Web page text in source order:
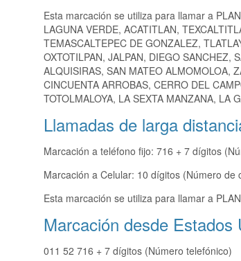
Esta marcación se utiliza para llamar a
LAGUNA VERDE, ACATITLAN,
TEMASCALTEPEC DE GONZALEZ,
OXTOTILPAN, JALPAN, DIEGO SANCHEZ,
ALQUISIRAS, SAN MATEO ALMOMOLOA,
CINCUENTA ARROBAS, CERRO DEL
TOTOLMALOYA, LA SEXTA MANZANA, LA
Llamadas de larga
Marcación a teléfono fijo: 716 + 7 dígitos
Marcación a Celular: 10 dígitos (Número de
Esta marcación se utiliza para llamar a
Marcación desde Estados
011 52 716 + 7 dígitos (Número telefónico)